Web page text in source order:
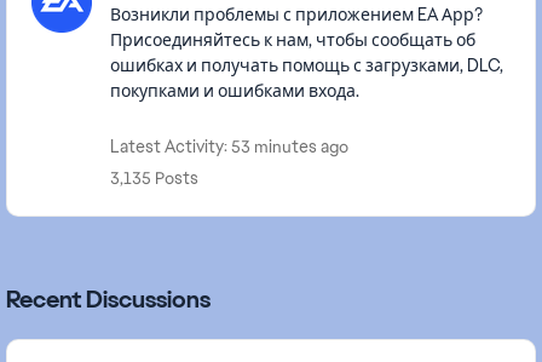
Возникли проблемы с приложением EA Арр?
Присоединяйтесь к нам, чтобы сообщать об
ошибках и получать помощь с загрузками, DLC,
покупками и ошибками входа.
Latest Activity: 53 minutes ago
3,135 Posts
Recent Discussions